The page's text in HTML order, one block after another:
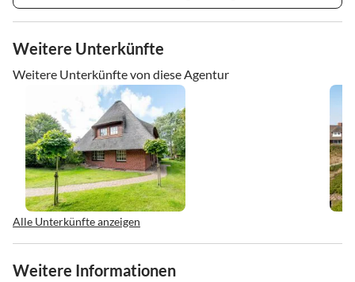
Weitere Unterkünfte
Weitere Unterkünfte von diese Agentur
Alle Unterkünfte anzeigen
Weitere Informationen